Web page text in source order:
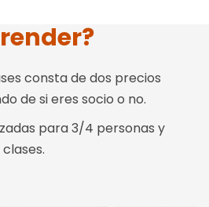
consta de dos precios
de si eres socio o no.
para 3/4 personas y